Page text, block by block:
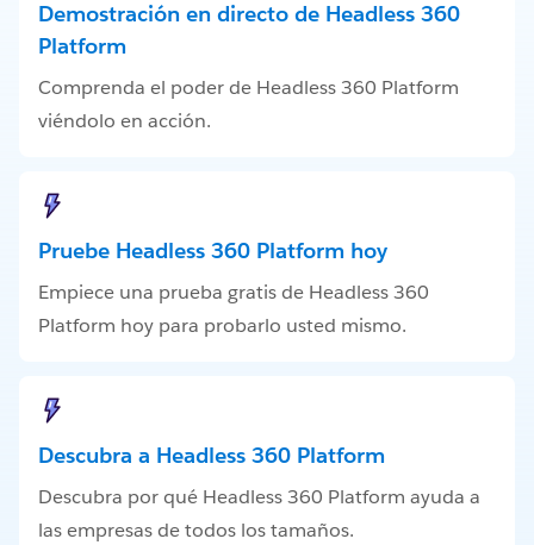
Demostración en directo de Headless 360
Platform
Comprenda el poder de Headless 360 Platform
viéndolo en acción.
Pruebe Headless 360 Platform hoy
Empiece una prueba gratis de Headless 360
Platform hoy para probarlo usted mismo.
Descubra a Headless 360 Platform
Descubra por qué Headless 360 Platform ayuda a
las empresas de todos los tamaños.